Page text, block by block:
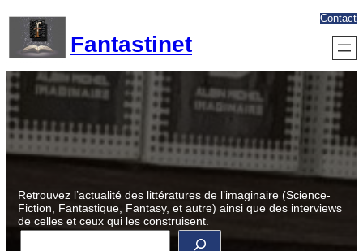
contenu
Fantastinet
Contact
Retrouvez l’actualité des littératures de l’imaginaire (Science-
Fiction, Fantastique, Fantasy, et autre) ainsi que des interviews
de celles et ceux qui les construisent.
R